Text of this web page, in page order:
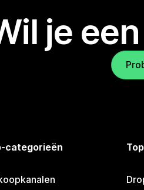
je
categorieën